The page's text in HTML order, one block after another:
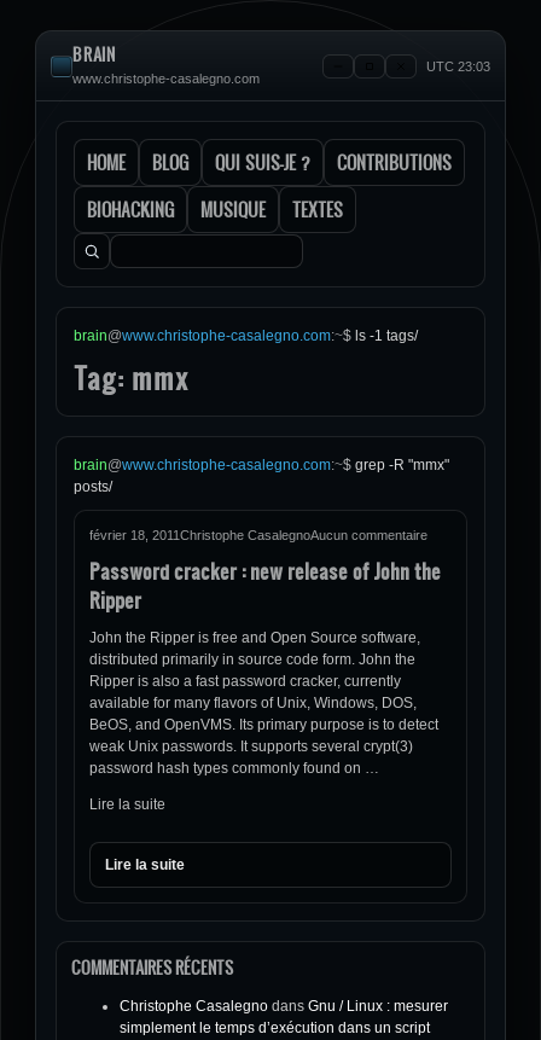
BRAIN
www.christophe-casalegno.com
UTC 23:03
HOME BLOG QUI SUIS-JE ?
CONTRIBUTIONS
BIOHACKING
MUSIQUE TEXTES
Rechercher :
brain@www.christophe-casalegno.com:~$ ls -1 tags/
Tag: mmx
brain@www.christophe-casalegno.com:~$ grep -R "mmx"
posts/
février 18, 2011Christophe CasalegnoAucun commentaire
Password cracker : new release of John the
Ripper
John the Ripper is free and Open Source software,
distributed primarily in source code form. John the
Ripper is also a fast password cracker, currently
available for many flavors of Unix, Windows, DOS,
BeOS, and OpenVMS. Its primary purpose is to detect
weak Unix passwords. It supports several crypt(3)
password hash types commonly found on …
Lire la suite
Lire la suite
COMMENTAIRES RÉCENTS
Christophe Casalegno dans Gnu / Linux : mesurer
simplement le temps d’exécution dans un script